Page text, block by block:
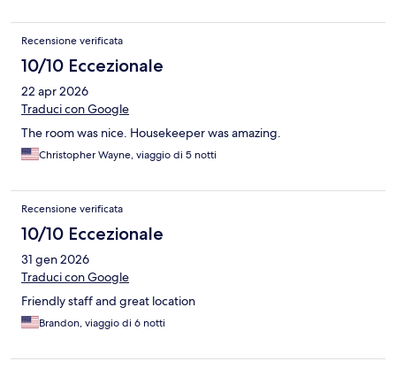
Recensione verificata
10/10 Eccezionale
22 apr 2026
Traduci con Google
The room was nice. Housekeeper was amazing.
Christopher Wayne, viaggio di 5 notti
Recensione verificata
10/10 Eccezionale
31 gen 2026
Traduci con Google
Friendly staff and great location
Brandon, viaggio di 6 notti